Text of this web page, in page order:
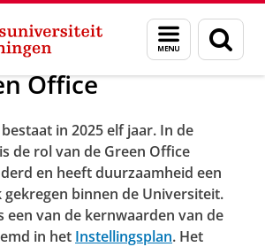
Menu
en
zoeken
Circulariteit & duurzaamheid
Office
in 2025 elf jaar. In de
de rol van de Green Office
en heeft duurzaamheid een
binnen de Universiteit.
een van de kernwaarden van de
in het Instellingsplan. Het